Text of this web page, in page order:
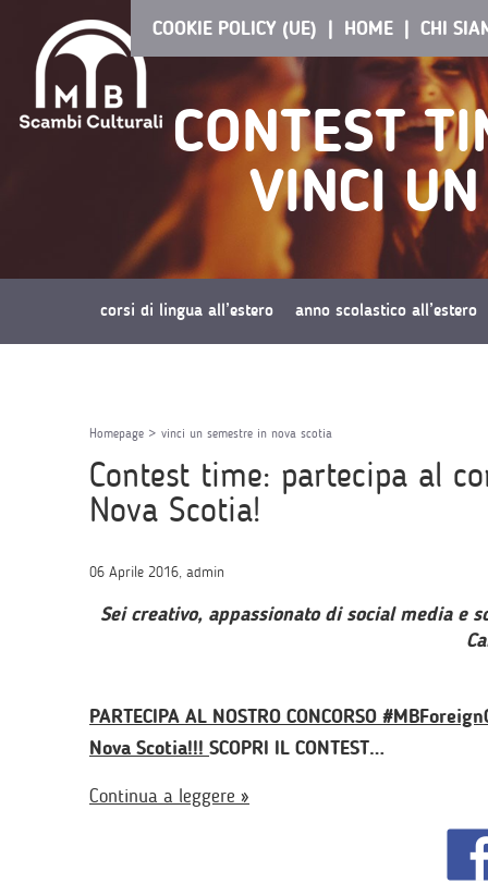
CHI
HOME
COOKIE POLICY (UE)
CONTEST
VINCI
corsi di lingua all’estero anno scolastico all’estero
Homepage > vinci un semestre in nova scotia
Contest time: partecipa al
Nova Scotia!
06 Aprile 2016, admin
Sei creativo, appassionato di social media e
PARTECIPA AL NOSTRO CONCORSO
Nova Scotia!!! SCOPRI IL CONTEST…
Continua a leggere »